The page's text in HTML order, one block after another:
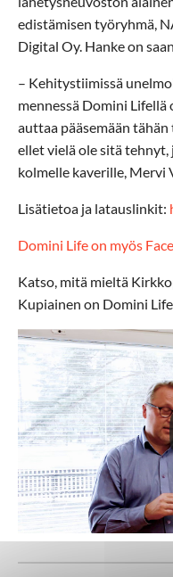
edistämisen työryhmä,
Digital Oy. Hanke on
– Kehitystiimissä
mennessä Domini
auttaa pääsemään
ellet vielä ole sitä
kolmelle kaverille, Mervi
Lisätietoa ja latauslinkit:
Domini Life on myös
Katso, mitä mieltä
Kupiainen on Domini